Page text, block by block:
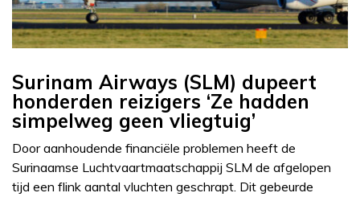
Surinam Airways (SLM) dupeert
honderden reizigers ‘Ze hadden
simpelweg geen vliegtuig’
Door aanhoudende financiële problemen heeft de
Surinaamse Luchtvaartmaatschappij SLM de afgelopen
tijd een flink aantal vluchten geschrapt. Dit gebeurde